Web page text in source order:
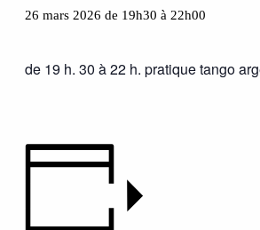
26 mars 2026 de 19h30 à 22h00
de 19 h. 30 à 22 h. pratique tango